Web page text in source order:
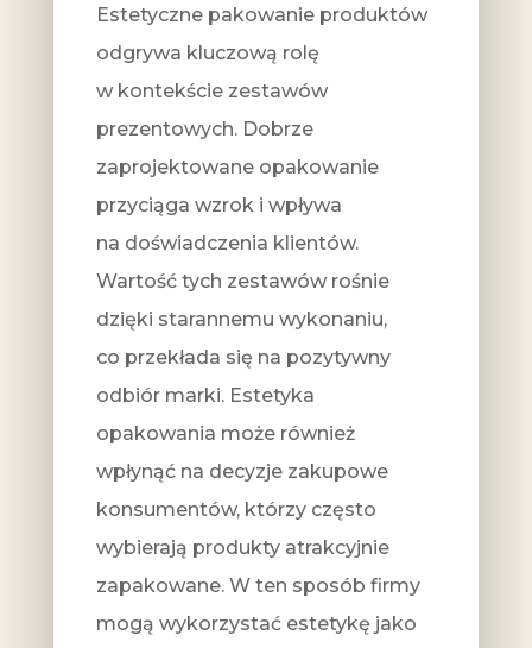
Estetyczne pakowanie produktów
odgrywa kluczową rolę
w kontekście zestawów
prezentowych. Dobrze
zaprojektowane opakowanie
przyciąga wzrok i wpływa
na doświadczenia klientów.
Wartość tych zestawów rośnie
dzięki starannemu wykonaniu,
co przekłada się na pozytywny
odbiór marki. Estetyka
opakowania może również
wpłynąć na decyzje zakupowe
konsumentów, którzy często
wybierają produkty atrakcyjnie
zapakowane. W ten sposób firmy
mogą wykorzystać estetykę jako